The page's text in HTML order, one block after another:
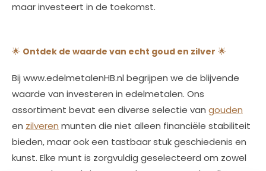
maar investeert in de toekomst.
🌟 Ontdek de waarde van echt goud en zilver 🌟
Bij www.edelmetalenHB.nl begrijpen we de blijvende
waarde van investeren in edelmetalen. Ons
assortiment bevat een diverse selectie van gouden
en zilveren munten die niet alleen financiële stabiliteit
bieden, maar ook een tastbaar stuk geschiedenis en
kunst. Elke munt is zorgvuldig geselecteerd om zowel